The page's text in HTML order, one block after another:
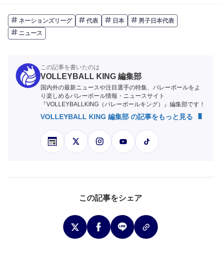
ネーションズリーグ 代表 日本
男子日本代表
ニュース
この記事を書いたのは
VOLLEYBALL KING 編集部
国内外の最新ニュースや注目選手の特集、バレーボールをよ
り楽しめるバレーボール情報・ニュースサイト
『VOLLEYBALLKING（バレーボールキング）』編集部です！
VOLLEYBALL KING 編集部 の記事をもっと見る
この記事をシェア